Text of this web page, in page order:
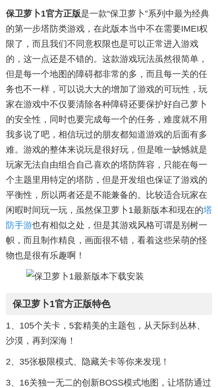
保卫萝卜1官方正版是一款“保卫萝卜”系列中最为经典
的第一步塔防类游戏，在此版本当中不在需要IMEI权
限了，而且我们不同意权限也是可以正常进入游戏
的，这一点还是不错的。这款游戏玩法虽然很简单，
但是每一个地图的障碍都非常的多，而且每一关的任
务也不一样，可以说大大的增加了游戏的可玩性，玩
家在游戏中不仅要清除各种障碍还要保护好自己萝卜
的安全性，同时也要完成每一个的任务，难度就不用
我多说了吧，相信玩过的朋友都知道游戏的后面有多
难。游戏的整体来说玩是很好玩，但是唯一缺憾就是
玩家无法自由组合自己喜欢的塔防阵容，只能在每一
个主题里用特定的塔防，但是开发组也保证了游戏的
平衡性，所以两者还是不能兼备的。比较适合玩家在
闲暇时间玩一玩，虽然保卫萝卜1最新版本和现在的塔
防手游也有相似之处，但是其游戏风格可谓是别树一
帜，而且制作精良，画面很不错，看着这些呆萌的怪
物也是很有乐趣啊！
保卫萝卜1官方正版特色
1、105个关卡，5套精美的主题包，从天际到丛林、
沙漠，再到深海！
2、35张极限模式、隐藏关卡等你来发现！
3、16关独一无二的创新BOSS模式地图，让塔防通过